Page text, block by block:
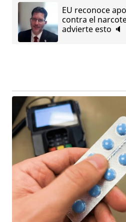
EU reconoce
contra el
advierte esto 🔈